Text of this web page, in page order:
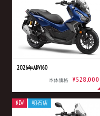
2026年ADV160
本体価格 ¥528,000
NEW 明石店